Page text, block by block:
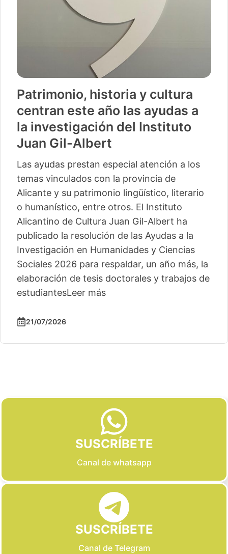
Patrimonio, historia y cultura
centran este año las ayudas a
la investigación del Instituto
Juan Gil-Albert
Las ayudas prestan especial atención a los
temas vinculados con la provincia de
Alicante y su patrimonio lingüístico, literario
o humanístico, entre otros. El Instituto
Alicantino de Cultura Juan Gil-Albert ha
publicado la resolución de las Ayudas a la
Investigación en Humanidades y Ciencias
Sociales 2026 para respaldar, un año más, la
elaboración de tesis doctorales y trabajos de
estudiantesLeer más
21/07/2026
SUSCRÍBETE
Canal de whatsapp
SUSCRÍBETE
Canal de Telegram